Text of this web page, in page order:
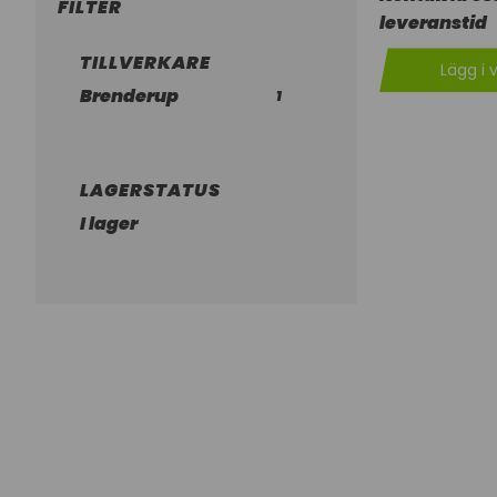
FILTER
TILLVERKARE
Brenderup
1
LAGERSTATUS
I lager
leveranstid
Lägg i